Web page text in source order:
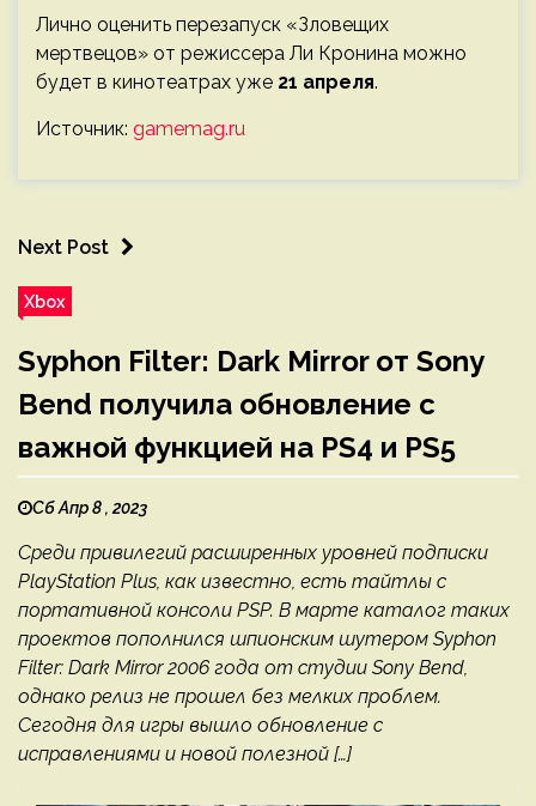
Лично оценить перезапуск «Зловещих
мертвецов» от режиссера Ли Кронина можно
будет в кинотеатрах уже 21 апреля.
Источник: gamemag.ru
Next Post
Xbox
Syphon Filter: Dark Mirror от Sony
Bend получила обновление с
важной функцией на PS4 и PS5
Сб Апр 8 , 2023
Среди привилегий расширенных уровней подписки
PlayStation Plus, как известно, есть тайтлы с
портативной консоли PSP. В марте каталог таких
проектов пополнился шпионским шутером Syphon
Filter: Dark Mirror 2006 года от студии Sony Bend,
однако релиз не прошел без мелких проблем.
Сегодня для игры вышло обновление с
исправлениями и новой полезной […]